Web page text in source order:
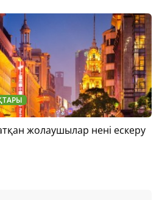
жолаушылар нені ескеру